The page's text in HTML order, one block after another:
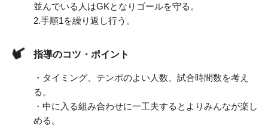
並んでいる人はGKとなりゴールを守る。
2.手順1を繰り返し行う。
指導のコツ・ポイント
・タイミング、テンポのよい人数、試合時間数を考え
る。
・中に入る組み合わせに一工夫するとよりみんなが楽し
める。